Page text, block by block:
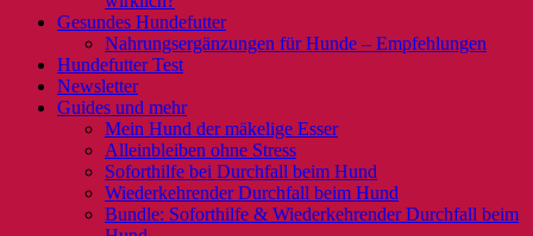
Gesundes Hundefutter
Nahrungsergänzungen für Hunde – Empfehlungen
Hundefutter Test
Newsletter
Guides und mehr
Mein Hund der mäkelige Esser
Alleinbleiben ohne Stress
Soforthilfe bei Durchfall beim Hund
Wiederkehrender Durchfall beim Hund
Bundle: Soforthilfe & Wiederkehrender Durchfall beim